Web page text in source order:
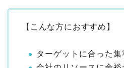
【こんな方におすすめ】
ターゲットに合った